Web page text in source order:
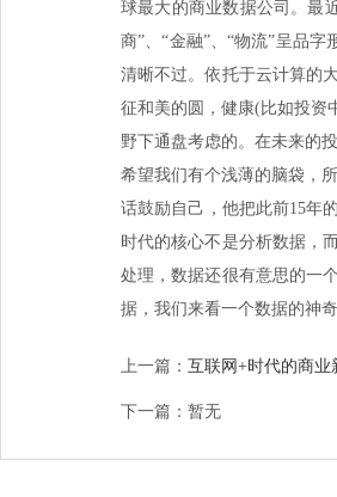
球最大的商业数据公司。最
商”、“金融”、“物流”呈品
清晰不过。依托于云计算的
征和美的圆，健康(比如投资
野下通盘考虑的。在未来的
希望我们有个浅薄的脑袋，
话鼓励自己，他把此前15年
时代的核心不是分析数据，
处理，数据还很有意思的一
据，我们来看一个数据的神奇
上一篇： 互联网+时代的商业
下一篇：暂无